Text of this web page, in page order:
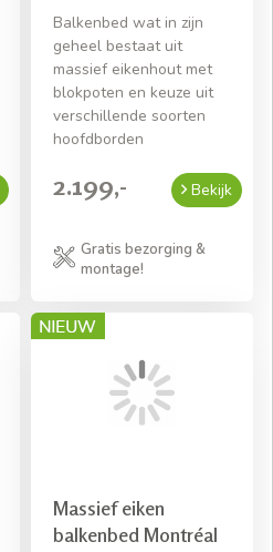
Balkenbed wat in zijn
geheel bestaat uit
massief eikenhout met
blokpoten en keuze uit
verschillende soorten
hoofdborden
2.199,- Bekijk
Gratis bezorging &
montage!
Massief eiken
balkenbed Montréal